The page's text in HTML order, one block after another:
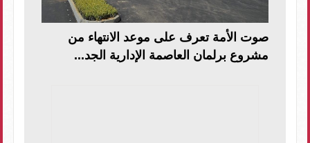
صوت الأمة تعرف على موعد الانتهاء من
مشروع برلمان العاصمة الإدارية الجد...